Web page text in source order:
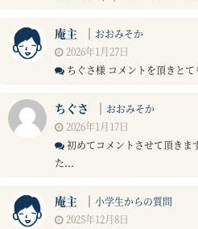
庵主 ｜ おおみそか
2026年1月27日
ちぐさ様 コメントを頂きと
ちぐさ ｜ おおみそか
2026年1月17日
初めてコメントさせて頂きま
た...
庵主 ｜ 小学生からの質問
2025年12月8日